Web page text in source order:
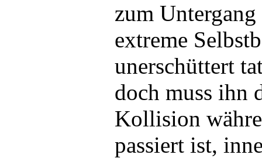
zum
extreme
unerschüttert
doch muss ihn
Kollision
passiert ist,